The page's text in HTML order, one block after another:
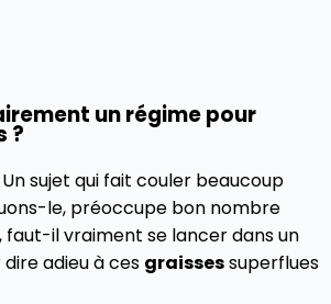
un régime pour
?
sujet qui fait couler beaucoup
le, préoccupe bon nombre
faut-il vraiment se lancer dans un
adieu à ces graissessuperflues